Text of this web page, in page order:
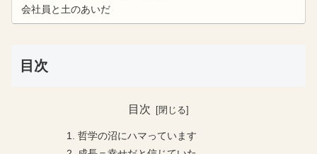
会社員と土のあいだ
目次
目次
哲学の沼にハマっています